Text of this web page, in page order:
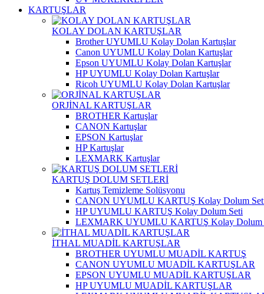
KARTUŞLAR
KOLAY DOLAN KARTUŞLAR
Brother UYUMLU Kolay Dolan Kartuşlar
Canon UYUMLU Kolay Dolan Kartuşlar
Epson UYUMLU Kolay Dolan Kartuşlar
HP UYUMLU Kolay Dolan Kartuşlar
Ricoh UYUMLU Kolay Dolan Kartuşlar
ORJİNAL KARTUŞLAR
BROTHER Kartuşlar
CANON Kartuşlar
EPSON Kartuşlar
HP Kartuşlar
LEXMARK Kartuşlar
KARTUŞ DOLUM SETLERİ
Kartuş Temizleme Solüsyonu
CANON UYUMLU KARTUŞ Kolay Dolum
HP UYUMLU KARTUŞ Kolay Dolum Seti
LEXMARK UYUMLU KARTUŞ Kolay Dolum
İTHAL MUADİL KARTUŞLAR
BROTHER UYUMLU MUADİL KARTUŞ
CANON UYUMLU MUADİL KARTUŞLAR
EPSON UYUMLU MUADİL KARTUŞLAR
HP UYUMLU MUADİL KARTUŞLAR